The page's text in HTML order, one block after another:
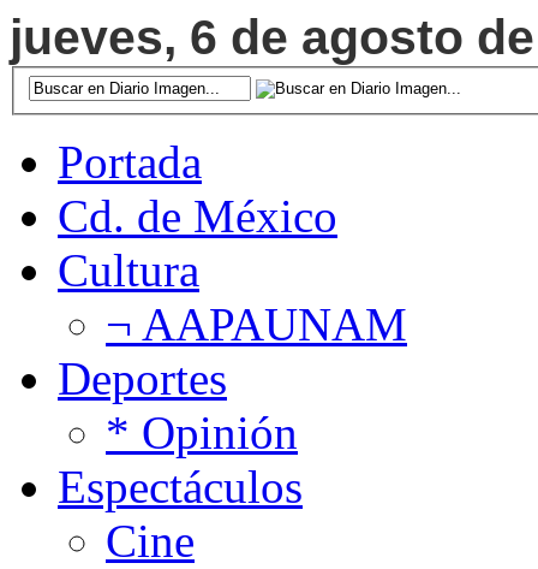
jueves, 6 de agosto
Portada
Cd. de México
Cultura
¬ AAPAUNAM
Deportes
* Opinión
Espectáculos
Cine